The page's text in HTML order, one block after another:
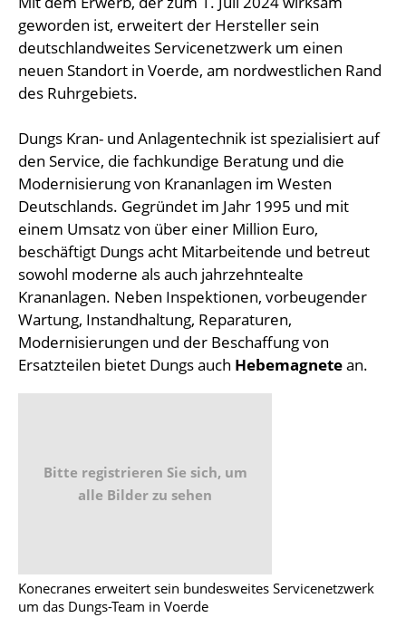
geworden ist, erweitert der Hersteller sein
deutschlandweites Servicenetzwerk um einen
neuen Standort in Voerde, am nordwestlichen Rand
des Ruhrgebiets.
Dungs Kran- und Anlagentechnik ist spezialisiert auf
den Service, die fachkundige Beratung und die
Modernisierung von Krananlagen im Westen
Deutschlands. Gegründet im Jahr 1995 und mit
einem Umsatz von über einer Million Euro,
beschäftigt Dungs acht Mitarbeitende und betreut
sowohl moderne als auch jahrzehntealte
Krananlagen. Neben Inspektionen, vorbeugender
Wartung, Instandhaltung, Reparaturen,
Modernisierungen und der Beschaffung von
Ersatzteilen bietet Dungs auch Hebemagnetean.
Bitte registrieren Sie sich, um
alle Bilder zu sehen
Konecranes erweitert sein bundesweites Servicenetzwerk
um das Dungs-Team in Voerde